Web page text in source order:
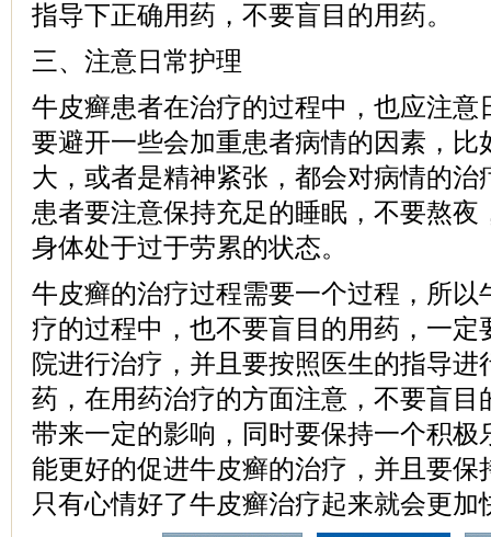
指导下正确用药，不要盲目的用药。
三、注意日常护理
牛皮癣患者在治疗的过程中，也应注意
要避开一些会加重患者病情的因素，比
大，或者是精神紧张，都会对病情的治
患者要注意保持充足的睡眠，不要熬夜
身体处于过于劳累的状态。
牛皮癣的治疗过程需要一个过程，所以
疗的过程中，也不要盲目的用药，一定
院进行治疗，并且要按照医生的指导进
药，在用药治疗的方面注意，不要盲目
带来一定的影响，同时要保持一个积极
能更好的促进牛皮癣的治疗，并且要保
只有心情好了牛皮癣治疗起来就会更加